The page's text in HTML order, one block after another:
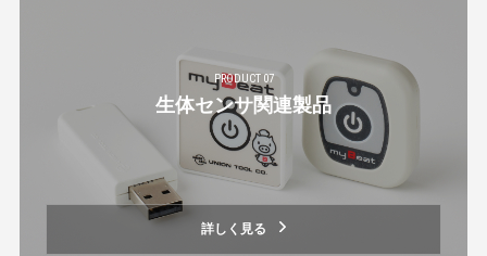
PRODUCT 07
生体センサ関連製品
詳しく見る